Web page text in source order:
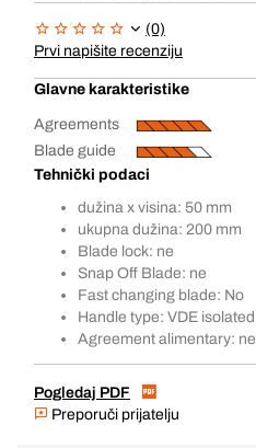
(0)
Prvi napišite recenziju
Glavne karakteristike
Agreements
Blade guide
Tehnički podaci
dužina x visina: 50 mm
ukupna dužina: 200 mm
Blade lock: ne
Snap Off Blade: ne
Fast changing blade: No
Handle type: VDE isolated
Agreement alimentary: ne
Pogledaj PDF
Preporuči prijatelju